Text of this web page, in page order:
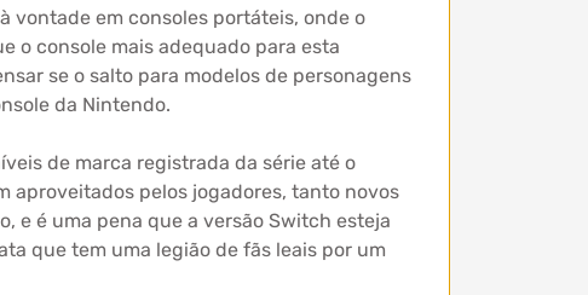
vontade em consoles portáteis, onde o
o console mais adequado para esta
se o salto para modelos de personagens
da Nintendo.
de marca registrada da série até o
aproveitados pelos jogadores, tanto novos
e é uma pena que a versão Switch esteja
que tem uma legião de fãs leais por um